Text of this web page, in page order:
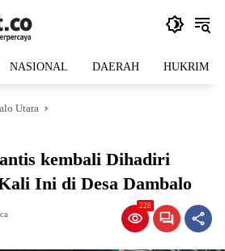
NASIONAL DAERAH HUKRIM
Utara
kembali Dihadiri
Ini di Desa Dambalo
228